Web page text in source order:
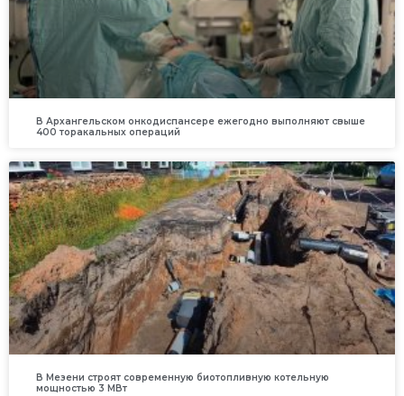
В Архангельском онкодиспансере ежегодно выполняют свыше
400 торакальных операций
В Мезени строят современную биотопливную котельную
мощностью 3 МВт